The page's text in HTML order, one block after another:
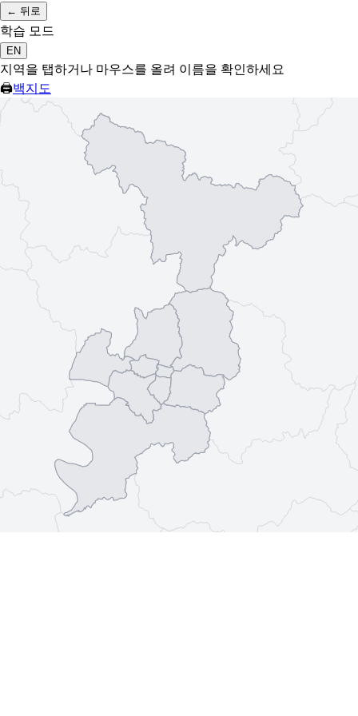
← 뒤로
학습 모드
EN
지역을 탭하거나 마우스를 올려 이름을 확인하세요
🖨백지도